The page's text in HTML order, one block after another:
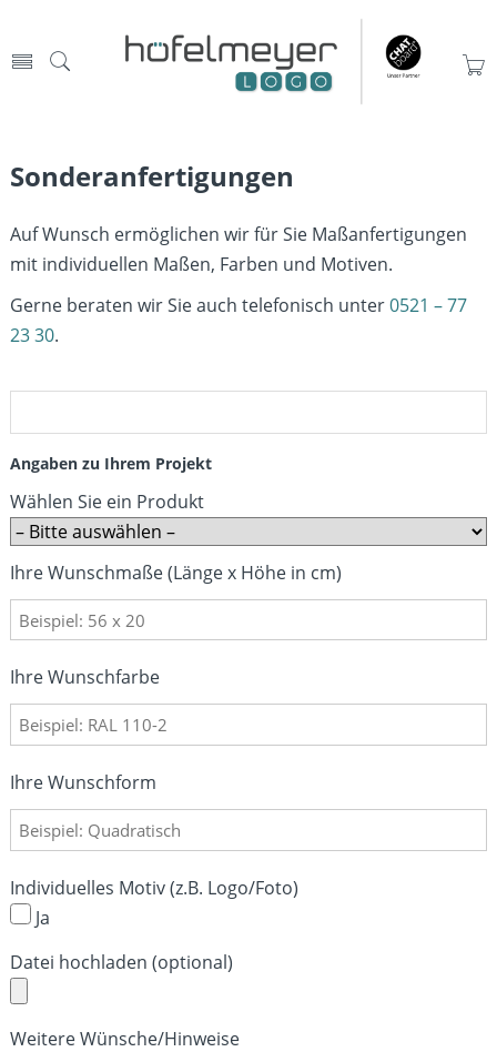
Sonderanfertigungen
Auf Wunsch ermöglichen wir für Sie Maßanfertigungen
mit individuellen Maßen, Farben und Motiven.
Gerne beraten wir Sie auch telefonisch unter0521 – 77
23 30.
Angaben zu Ihrem Projekt
Wählen Sie ein Produkt
Ihre Wunschmaße (Länge x Höhe in cm)
Ihre Wunschfarbe
Ihre Wunschform
Individuelles Motiv (z.B. Logo/Foto)
Ja
Datei hochladen (optional)
Weitere Wünsche/Hinweise